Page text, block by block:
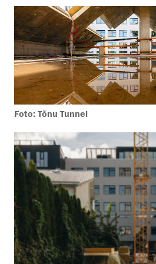
Foto: Tõnu Tunnel